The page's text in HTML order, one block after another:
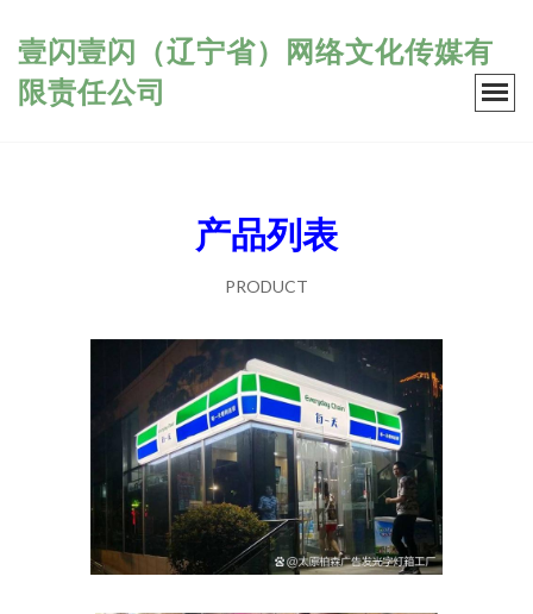
壹闪壹闪（辽宁省）网络文化传媒有
限责任公司
产品列表
PRODUCT